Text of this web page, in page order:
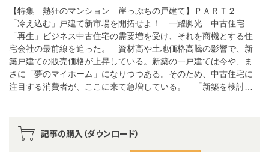
【特集 熱狂のマンション 崖っぷちの戸建て】ＰＡＲＴ２
「冷え込む」戸建て新市場を開拓せよ！ 一躍脚光 中古住宅
「再生」ビジネス中古住宅の需要増を受け、それを商機とする住
宅会社の最前線を追った。 資材高や土地価格高騰の影響で、新
築戸建ての販売価格が上昇している。新築の一戸建ては今や、ま
さに「夢のマイホーム」になりつつある。そのため、中古住宅に
注目する消費者が、ここに来て急増している。 「新築を検討…
記事の購入（ダウンロード）